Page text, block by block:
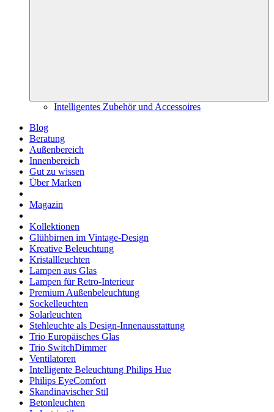
Intelligentes Zubehör und Accessoires
Blog
Beratung
Außenbereich
Innenbereich
Gut zu wissen
Über Marken
Magazin
Kollektionen
Glühbirnen im Vintage-Design
Kreative Beleuchtung
Kristallleuchten
Lampen aus Glas
Lampen für Retro-Interieur
Premium Außenbeleuchtung
Sockelleuchten
Solarleuchten
Stehleuchte als Design-Innenausstattung
Trio Europäisches Glas
Trio SwitchDimmer
Ventilatoren
Intelligente Beleuchtung Philips Hue
Philips EyeComfort
Skandinavischer Stil
Betonleuchten